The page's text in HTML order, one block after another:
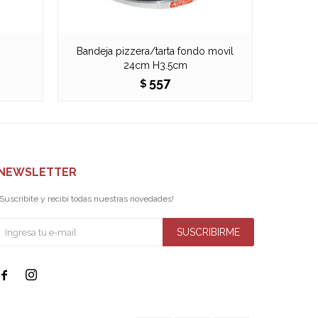
Bandeja pizzera/tarta fondo movil
24cm H3.5cm
$ 557
y recibí todas nuestras novedades!
SUSCRIBIRME
 